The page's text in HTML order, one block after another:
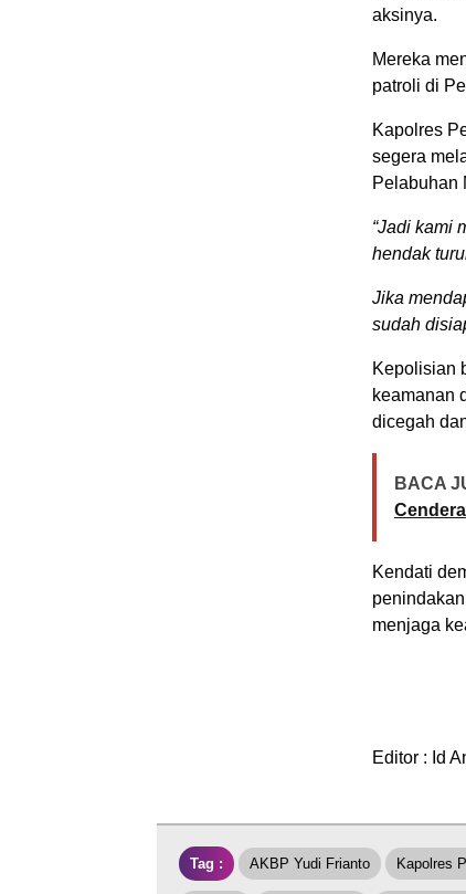
aksinya.
Mereka
patroli di
Kapolres
segera
Pelabuhan
“Jadi kami
hendak
Jika
sudah
Kepolisian
keamanan
dicegah
BACA
Kendati
menjaga
Editor : Id
Tag : AKBP Yudi Frianto Kapolres